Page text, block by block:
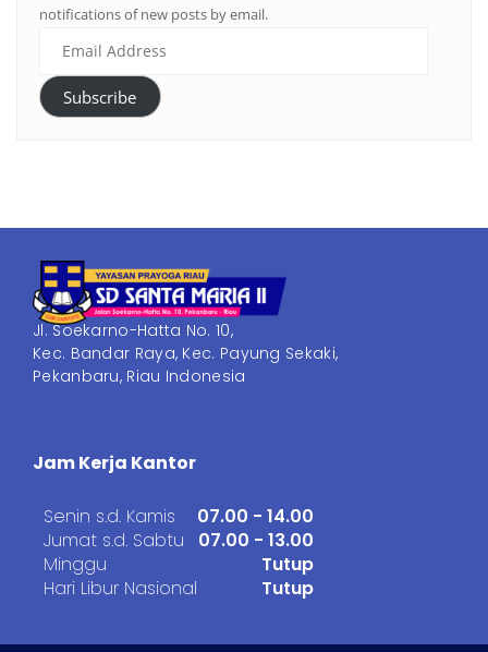
notifications of new posts by email.
Subscribe
Jl. Soekarno-Hatta No. 10,
Kec. Bandar Raya, Kec. Payung Sekaki,
Pekanbaru, Riau Indonesia
Jam Kerja Kantor
Senin s.d. Kamis
Jumat s.d. Sabtu
Minggu
Hari Libur Nasional
07.00 - 14.00
07.00 - 13.00
Tutup
Tutup